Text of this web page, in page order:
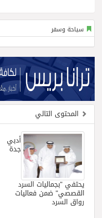
سياحة وسفر
المحتوى التالي
أدبي
جدة
يحتفي "بجماليات السرد
القصصي" ضمن فعاليات
رواق السرد